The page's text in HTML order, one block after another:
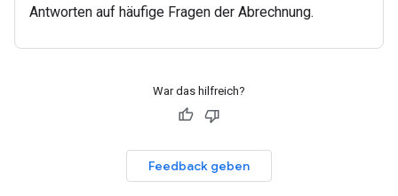
Antworten auf häufige Fragen der Abrechnung.
War das hilfreich?
Feedback geben